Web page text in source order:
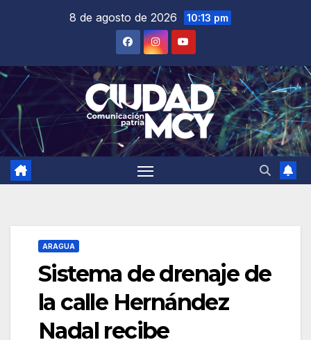
8 de agosto de 2026 10:13 pm
ARAGUA
Sistema de drenaje de
la calle Hernández
Nadal recibe